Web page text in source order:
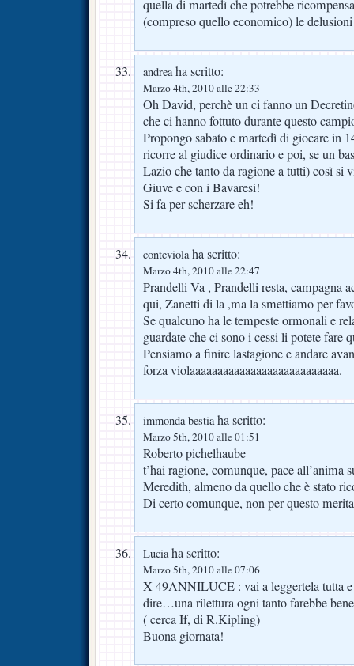
quella di martedì che potrebbe
(compreso quello economico) le
andreaha scritto:
Marzo 4th, 2010 alle 22:33
Oh David, perchè un ci fanno un
che ci hanno fottuto durante questo
Propongo sabato e martedì di giocare in
ricorre al giudice ordinario e poi, se un
Lazio che tanto da ragione a tutti) così si
Giuve e con i Bavaresi!
Si fa per scherzare eh!
conteviolaha scritto:
Marzo 4th, 2010 alle 22:47
Prandelli Va , Prandelli resta, campagna
qui, Zanetti di la ,ma la smettiamo per
Se qualcuno ha le tempeste ormonali e
guardate che ci sono i cessi li potete fare
Pensiamo a finire lastagione e andare
forza violaaaaaaaaaaaaaaaaaaaaaaaaaaa.
immonda bestiaha scritto:
Marzo 5th, 2010 alle 01:51
Roberto pichelhaube
t’hai ragione, comunque, pace all’anima
Meredith, almeno da quello che è stato
Di certo comunque, non per questo
Luciaha scritto:
Marzo 5th, 2010 alle 07:06
X 49ANNILUCE : vai a leggertela tutta e
dire…una rilettura ogni tanto farebbe
( cerca If, di R.Kipling)
Buona giornata!